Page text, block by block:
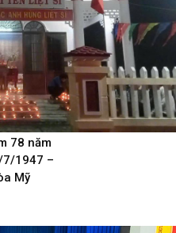
78 năm
7/1947 –
Mỹ